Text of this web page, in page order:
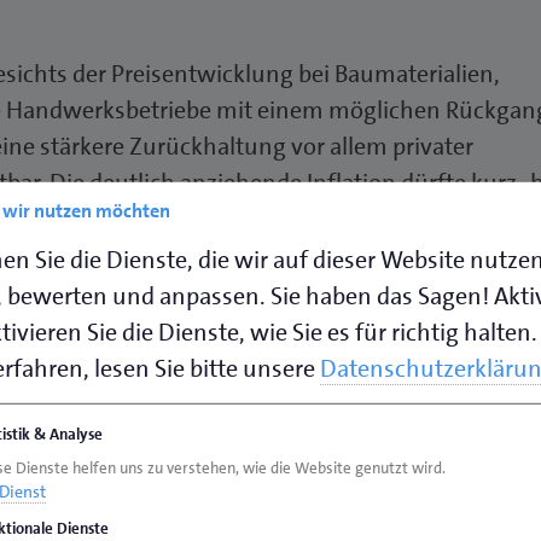
der Preisentwicklung bei Baumaterialien,
mit einem möglichen
stärkere Zurückhaltung vor allem privater
Die deutlich anziehende Inflation dürfte kurz-
beeinflussen, wodurch die Konjunktur im
Kammerbezirken
Rendsburg, Eckernförde, Dithmarschen und
vermeldeten 57 Prozent der befragten
eine befriedigende und 8 Prozent eine schlechte
dem Niveau des Vorquartals und dem
nutzen möchten
Sie die Dienste, die wir auf dieser Website nutzen
und anpassen. Sie haben das Sagen!
Sie die Dienste, wie Sie es für richtig halten.
lesen Sie bitte unsere
& Analyse
Dienste helfen uns zu verstehen, wie die Website genutzt wird.
Dienst
Dienste